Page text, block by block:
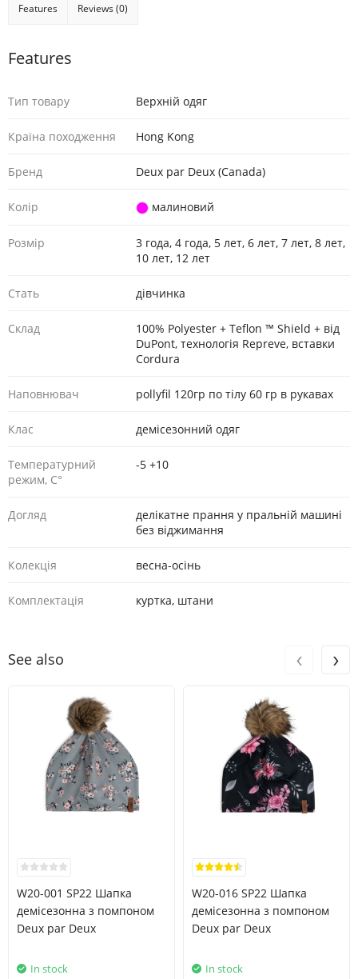
Features Reviews (0)
Features
Тип товару Верхній одяг
Країна походження Hong Kong
Бренд Deux par Deux (Canada)
Колір малиновий
Розмір
3 года, 4 года, 5 лет, 6 лет, 7 лет, 8 лет,
10 лет, 12 лет
Стать дівчинка
Склад
100% Polyester + Teflon ™ Shield + від
DuPont, технологія Repreve, вставки
Cordura
Наповнювач pollyfil 120гр по тілу 60 гр в рукавах
Клас демісезонний одяг
Температурний
режим, С°
-5 +10
Догляд
делікатне прання у пральній машині
без віджимання
Колекція весна-осінь
Комплектація куртка, штани
See also
W20-001 SP22 Шапка
демісезонна з помпоном
Deux par Deux
In stock
W20-016 SP22 Шапка
демісезонна з помпоном
Deux par Deux
In stock
‹ ›